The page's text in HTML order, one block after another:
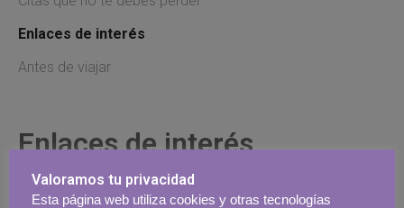
Enlaces de interés
Antes de viajar
Enlaces de interés
Sigue descubriendo este destino.
Valoramos tu privacidad
Esta página web utiliza cookies y otras tecnologías